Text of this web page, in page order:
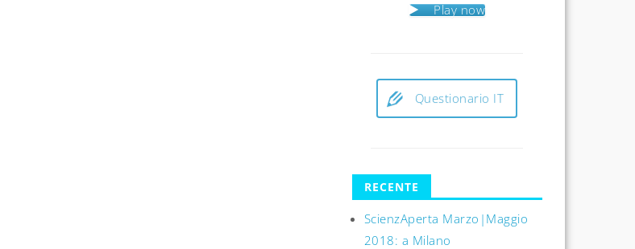
Play now
Questionario IT
RECENTE
ScienzAperta Marzo|Maggio
2018: a Milano